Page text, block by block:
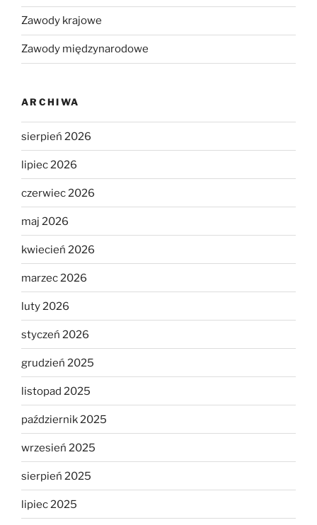
Zawody krajowe
Zawody międzynarodowe
ARCHIWA
sierpień 2026
lipiec 2026
czerwiec 2026
maj 2026
kwiecień 2026
marzec 2026
luty 2026
styczeń 2026
grudzień 2025
listopad 2025
październik 2025
wrzesień 2025
sierpień 2025
lipiec 2025